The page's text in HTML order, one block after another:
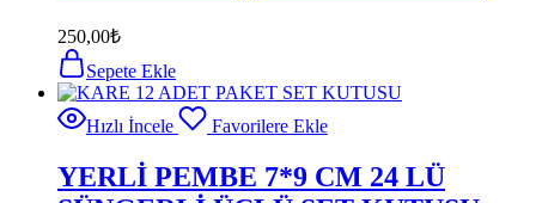
250,00₺
Sepete Ekle
Hızlı İncele Favorilere Ekle
YERLİ PEMBE 7*9 CM 24 LÜ